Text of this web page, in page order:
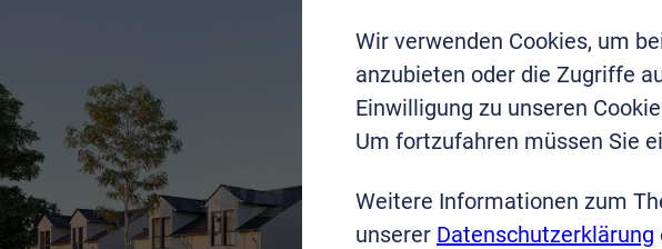
Wir verwenden Cookies, um
anzubieten oder die Zugriffe
Einwilligung zu unseren
Um fortzufahren müssen Sie
Weitere Informationen zum
unserer Datenschutzerklärung